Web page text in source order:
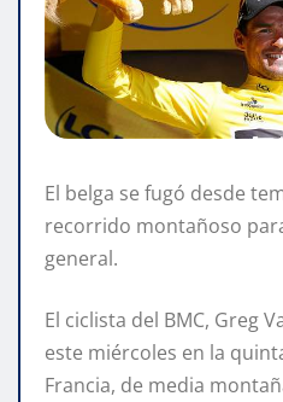
El belga se fugó desde
recorrido montañoso
general.
El ciclista del BMC, Greg
este miércoles en la
Francia, de media